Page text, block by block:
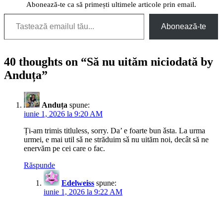
Abonează-te ca să primești ultimele articole prin email.
Tastează emailul tău...
Abonează-te
40 thoughts on “Să nu uităm niciodată by
Anduța”
Anduța spune:
iunie 1, 2026 la 9:20 AM
Ți-am trimis titluless, sorry. Da’ e foarte bun ǎsta. La urma
urmei, e mai util sǎ ne străduim sǎ nu uităm noi, decât să ne
enervăm pe cei care o fac.
Răspunde
Edelweiss spune:
iunie 1, 2026 la 9:22 AM